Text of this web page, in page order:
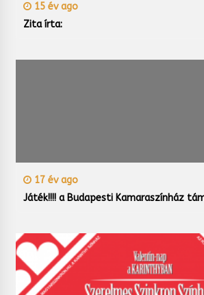
15 év ago
Zita írta:
17 év ago
Játék!!!! a Budapesti Kamaraszínház